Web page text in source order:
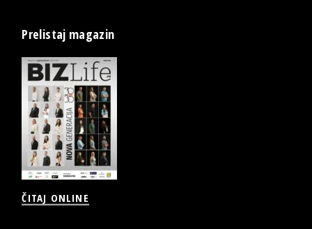
Prelistaj magazin
ČITAJ ONLINE